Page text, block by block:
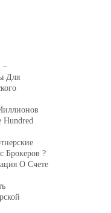
–
Для
Hundred
Брокеров ?
О Счете